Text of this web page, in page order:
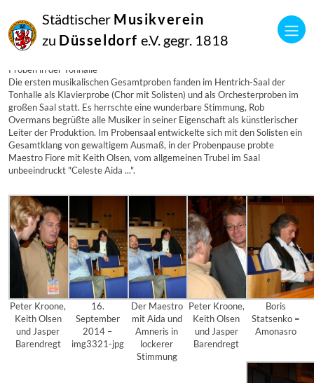
Städtischer Musikverein
zu Düsseldorf e.V. gegr. 1818
August
2006
Manfred Hill
Proben in der Tonhalle
Die ersten musikalischen Gesamtproben fanden im Hentrich-Saal der
Tonhalle als Klavierprobe (Chor mit Solisten) und als Orchesterproben im
großen Saal statt. Es herrschte eine wunderbare Stimmung, Rob
Overmans begrüßte alle Musiker in seiner Eigenschaft als künstlerischer
Leiter der Produktion. Im Probensaal entwickelte sich mit den Solisten ein
Gesamtklang von gewaltigem Ausmaß, in der Probenpause probte
Maestro Fiore mit Keith Olsen, vom allgemeinen Trubel im Saal
unbeeindruckt "Celeste Aida ...".
Peter Kroone,
Keith Olsen
und Jasper
Barendregt
16.
September
2014 –
img3321-jpg
Der Maestro
mit Aida und
Amneris in
lockerer
Stimmung
Peter Kroone,
Keith Olsen
und Jasper
Barendregt
Boris
Statsenko =
Amonasro